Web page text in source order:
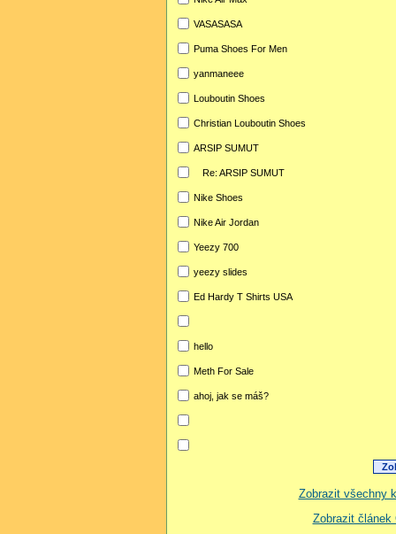
VASASASA
Puma Shoes For Men
yanmaneee
Louboutin Shoes
Christian Louboutin Shoes
ARSIP SUMUT
Re: ARSIP SUMUT
Nike Shoes
Nike Air Jordan
Yeezy 700
yeezy slides
Ed Hardy T Shirts USA
hello
Meth For Sale
ahoj, jak se máš?
Zobrazit všechny
Zobrazit článek